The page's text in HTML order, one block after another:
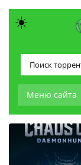
Меню сайта
☀️